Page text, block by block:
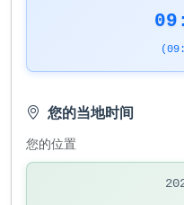
您的当地时间
您的位置